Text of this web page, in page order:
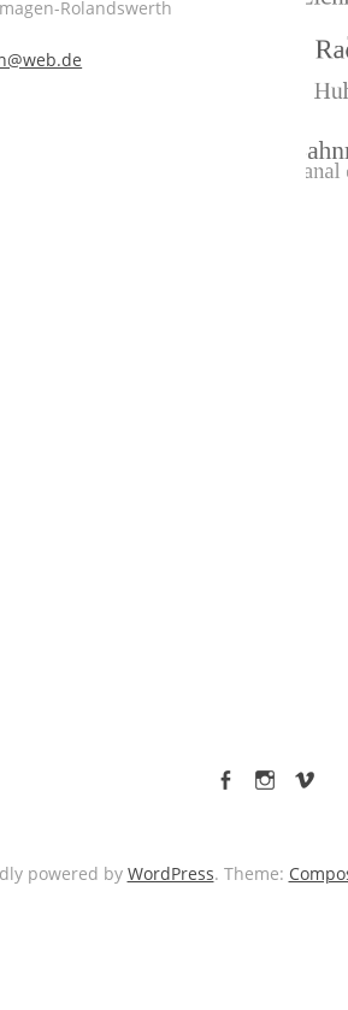
Rolandswerth
powered by WordPress. Theme: